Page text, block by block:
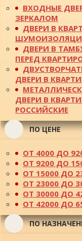
ВХОДНЫЕ
ЗЕРКАЛОМ
ДВЕРИ В
ДВЕРИ В
ПЕРЕД
ДВЕРИ В
ДВЕРИ В
РОССИЙСКИЕ
ПО ЦЕНЕ
ОТ 4000 ДО
ОТ 9200 ДО
ОТ 15000 ДО
ОТ 23000 ДО
ОТ 30000 ДО
ОТ 42000 ДО
ПО